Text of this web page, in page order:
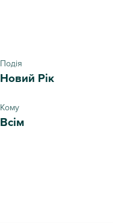
Подія
Новий Рік
Кому
Всім